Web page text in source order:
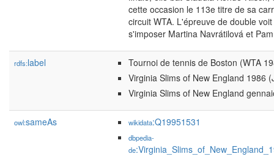
cette occasion le 113e titre de sa
circuit WTA. L'épreuve de double
s'imposer Martina Navrátilová et
rdfs:label
Tournoi de tennis de Boston (WTA
Virginia Slims of New England 1986
Virginia Slims of New England
owl:sameAs wikidata:Q19951531
dbpedia-
de